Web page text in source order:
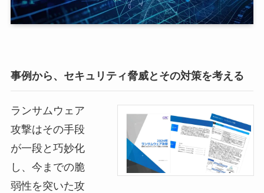
事例から、セキュリティ脅威とその対策を考える
ランサムウェア
攻撃はその手段
が一段と巧妙化
し、今までの脆
弱性を突いた攻